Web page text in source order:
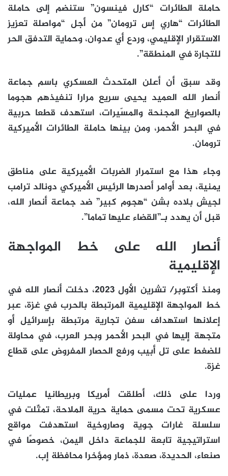
حاملة الطائرات “كارل فينسون” ستنضم إلى حاملة
الطائرات “هاري إس ترومان” من أجل “مواصلة تعزيز
الاستقرار الإقليمي، وردع أي عدوان، وحماية التدفق الحر
للتجارة في المنطقة”.
وقد سبق أن أعلن المتحدث العسكري باسم جماعة
أنصار الله العميد يحيى سريع مرارا تنفيذهم هجوما
بالصواريخ المجنحة والمسّيرات، استهدف قطعا حربية
في البحر الأحمر، ومن بينها حاملة الطائرات الأميركية
ترومان.
وجاء هذا مع استمرار الضربات الأميركية على مناطق
يمنية، بعد أوامر أصدرها الرئيس الأميركي دونالد ترامب
لجيش بلاده بشن “هجوم كبير” ضد جماعة أنصار الله،
قبل أن يهدد بـ”القضاء عليها تماما”.
أنصار الله على خط المواجهة
الإقليمية
ومنذ أكتوبر/ تشرين الأول 2023، دخلت أنصار الله في
خط المواجهة الإقليمية المرتبطة بالحرب في غزة، عبر
إعلانها استهداف سفن تجارية مرتبطة بإسرائيل أو
متجهة إليها في البحر الأحمر وبحر العرب، في محاولة
للضغط على تل أبيب ورفع الحصار المفروض على قطاع
غزة.
وردا على ذلك، أطلقت أمريكا وبريطانيا عمليات
عسكرية تحت مسمى حماية حرية الملاحة، تمثّلت في
سلسلة غارات جوية وصاروخية استهدفت مواقع
استراتيجية تابعة للجماعة داخل اليمن، خصوصًا في
صنعاء، الحديدة، صعدة، ذمار ومؤخرا محافظة إب.